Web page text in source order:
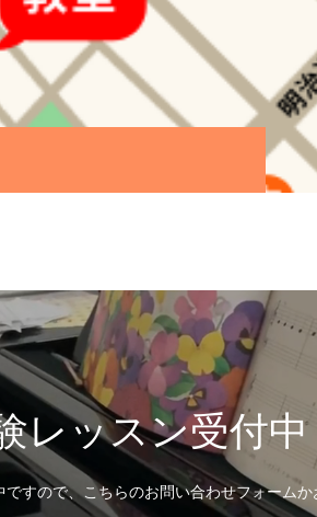
レッスン受付中
すので、こちらのお問い合わせフォームか